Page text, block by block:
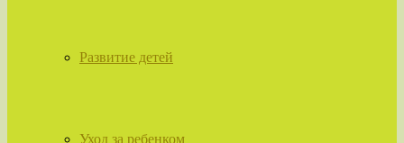
Развитие детей
Уход за ребенком